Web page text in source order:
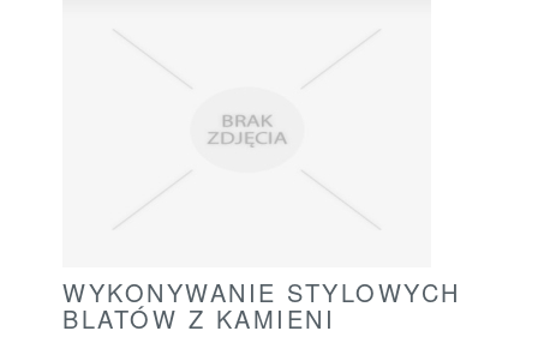
WYKONYWANIE STYLOWYCH
BLATÓW Z KAMIENI